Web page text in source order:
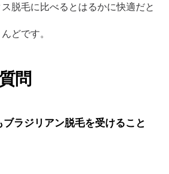
脱毛に比べるとはるかに快適だと
どです。
問
ブラジリアン脱毛を受けること